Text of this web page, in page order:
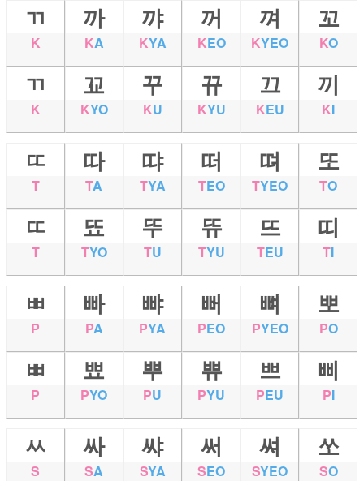
ㄲ
K
까
KA
꺄
KYA
꺼
KEO
껴
KYEO
꼬
KO
ㄲ
K
꾜
KYO
꾸
KU
뀨
KYU
끄
KEU
끼
KI
ㄸ
T
따
TA
땨
TYA
떠
TEO
뗘
TYEO
또
TO
ㄸ
T
뚀
TYO
뚜
TU
뜌
TYU
뜨
TEU
띠
TI
ㅃ
P
빠
PA
뺘
PYA
뻐
PEO
뼈
PYEO
뽀
PO
ㅃ
P
뾰
PYO
뿌
PU
쀼
PYU
쁘
PEU
삐
PI
ㅆ
S
싸
SA
쌰
SYA
써
SEO
쎠
SYEO
쏘
SO